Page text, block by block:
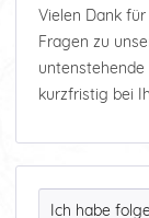
Vielen Dank
Fragen zu
kurzfristig bei